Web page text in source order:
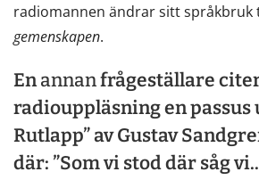
radiomannen ändrar sitt språkbruk
gemenskapen.
Enannanfrågeställare
radiouppläsning en passus
Rutlapp” av Gustav
där: ”Som vi stod där såg